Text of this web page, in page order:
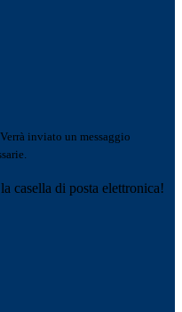
Verrà inviato un messaggio
casella di posta elettronica!